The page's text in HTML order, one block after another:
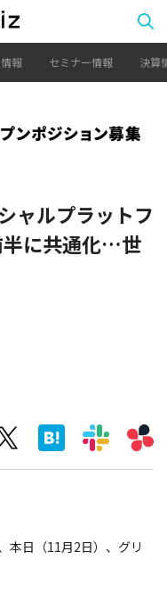
報 セミナー情報 決算
ャルプラットフ
半に共通化…世
本日（11月2日）、グリ